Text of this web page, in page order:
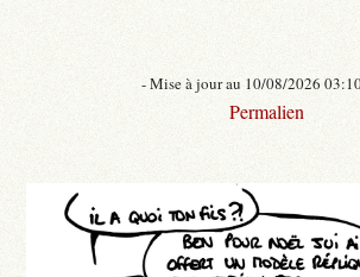
- Mise à jour au 10/08/2026
Permalien